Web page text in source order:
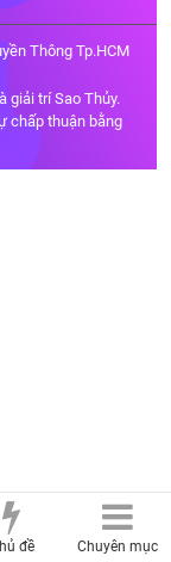
Thông Tp.HCM
giải trí Sao Thủy.
chấp thuận bằng
đề Chuyên mục